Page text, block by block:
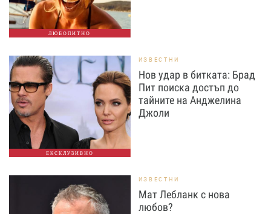
ЛЮБОПИТНО
ЕКСКЛУЗИВНО
ИЗВЕСТНИ
Нов удар в битката: Брад
Пит поиска достъп до
тайните на Анджелина
Джоли
ИЗВЕСТНИ
Мат Лебланк с нова
любов?